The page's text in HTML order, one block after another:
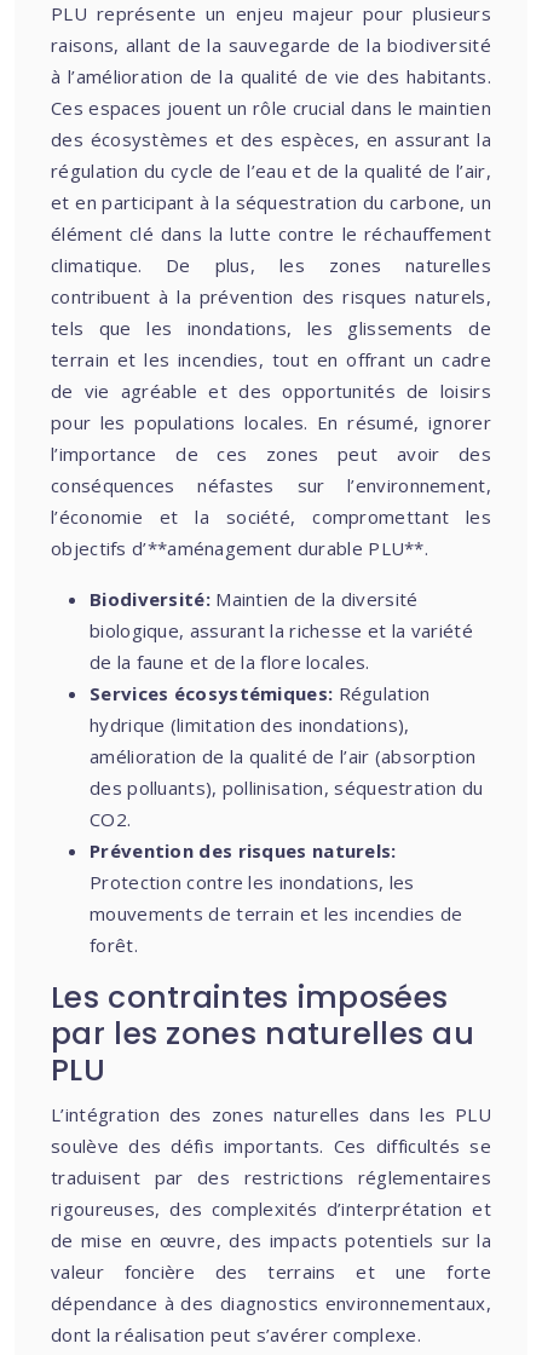
PLU représente un enjeu majeur pour plusieurs
raisons, allant de la sauvegarde de la biodiversité
à l’amélioration de la qualité de vie des habitants.
Ces espaces jouent un rôle crucial dans le maintien
des écosystèmes et des espèces, en assurant la
régulation du cycle de l’eau et de la qualité de l’air,
et en participant à la séquestration du carbone, un
élément clé dans la lutte contre le réchauffement
climatique. De plus, les zones naturelles
contribuent à la prévention des risques naturels,
tels que les inondations, les glissements de
terrain et les incendies, tout en offrant un cadre
de vie agréable et des opportunités de loisirs
pour les populations locales. En résumé, ignorer
l’importance de ces zones peut avoir des
conséquences néfastes sur l’environnement,
l’économie et la société, compromettant les
objectifs d’**aménagement durable PLU**.
Biodiversité: Maintien de la diversité
biologique, assurant la richesse et la variété
de la faune et de la flore locales.
Services écosystémiques: Régulation
hydrique (limitation des inondations),
amélioration de la qualité de l’air (absorption
des polluants), pollinisation, séquestration du
CO2.
Prévention des risques naturels:
Protection contre les inondations, les
mouvements de terrain et les incendies de
forêt.
Les contraintes imposées
par les zones naturelles au
PLU
L’intégration des zones naturelles dans les PLU
soulève des défis importants. Ces difficultés se
traduisent par des restrictions réglementaires
rigoureuses, des complexités d’interprétation et
de mise en œuvre, des impacts potentiels sur la
valeur foncière des terrains et une forte
dépendance à des diagnostics environnementaux,
dont la réalisation peut s’avérer complexe.